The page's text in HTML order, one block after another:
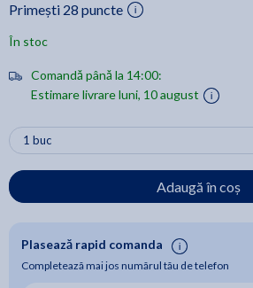
Primești 28 puncte
În stoc
Comandă până la 14:00:
Estimare livrare luni, 10 august
Adaugă în coș
Plasează rapid comanda
Completează mai jos numărul tău de telefon